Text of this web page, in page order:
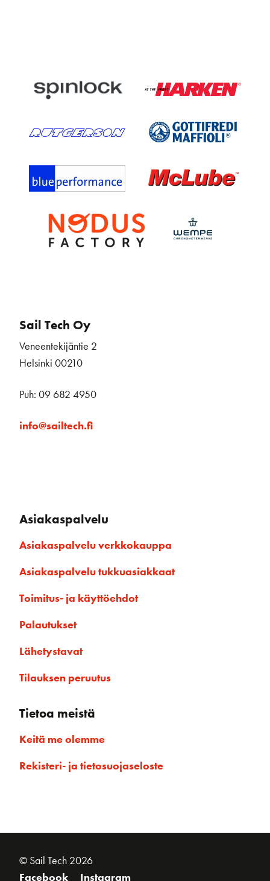
Sail Tech Oy
Veneentekijäntie 2
Helsinki 00210
Puh: 09 682 4950
info@sailtech.fi
Asiakaspalvelu
Asiakaspalvelu verkkokauppa
Asiakaspalvelu tukkuasiakkaat
Toimitus- ja käyttöehdot
Palautukset
Lähetystavat
Tilauksen peruutus
Tietoa meistä
Keitä me olemme
Rekisteri- ja tietosuojaseloste
© Sail Tech 2026
Facebook
Instagram